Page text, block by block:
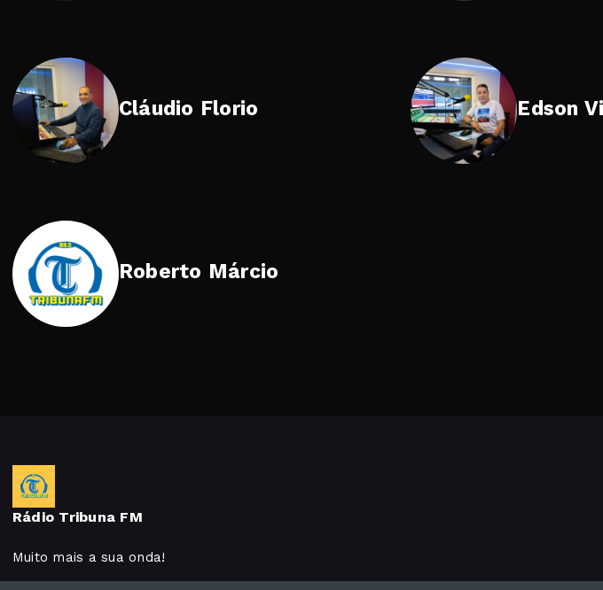
Cláudio Florio Edson
Roberto Márcio
Rádio Tribuna FM
Muito mais a sua onda!